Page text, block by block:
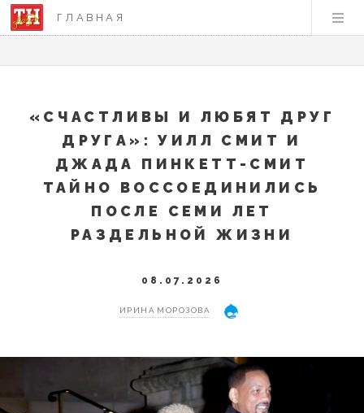
ГЛАВНАЯ
«СЧАСТЛИВЫ И ЛЮБЯТ ДРУГ
ДРУГА»: УИЛЛ СМИТ И
ДЖАДА ПИНКЕТТ-СМИТ
ТАЙНО ВОССОЕДИНИЛИСЬ
ПОСЛЕ СЕМИ ЛЕТ
РАЗДЕЛЬНОЙ ЖИЗНИ
08.07.2026
ИРИНА МОРОЗОВА